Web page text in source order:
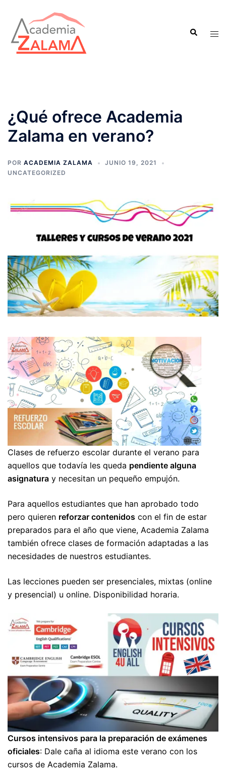
contenido
Buscar
¿Qué ofrece Academia
Zalama en verano?
POR ACADEMIA ZALAMA
JUNIO 19, 2021
UNCATEGORIZED
Clases de refuerzo escolar durante el verano para
aquellos que todavía les queda pendiente alguna
asignatura y necesitan un pequeño empujón.
Para aquellos estudiantes que han aprobado todo
pero quieren reforzar contenidos con el fin de estar
preparados para el año que viene, Academia Zalama
también ofrece clases de formación adaptadas a las
necesidades de nuestros estudiantes.
Las lecciones pueden ser presenciales, mixtas (online
y presencial) u online. Disponibilidad horaria.
Cursos intensivos para la preparación de exámenes
oficiales: Dale caña al idioma este verano con los
cursos de Academia Zalama.